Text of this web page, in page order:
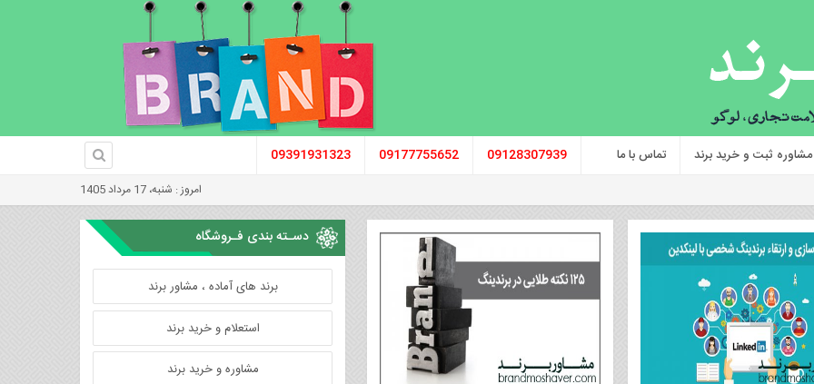
مشاوره ثبت و خرید برند تماس با ما 09128307939
09177755652
09391931323
امروز : شنبه، 17 مرداد 1405
دسـته بندی فـروشگاه
برند های آماده ، مشاور برند
استعلام و خرید برند
مشاوره و خرید برند